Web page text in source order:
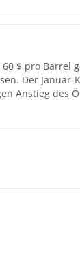
$ pro Barrel
Der Januar-
Anstieg des